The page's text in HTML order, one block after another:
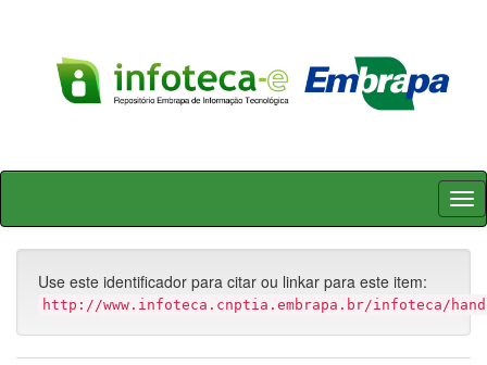
Skip
Use este identificador para citar ou linkar para este item:
http://www.infoteca.cnptia.embrapa.br/infoteca/